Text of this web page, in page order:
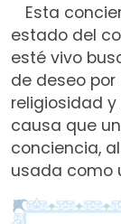
Esta
estado del
esté vivo
de deseo
religiosidad
causa que
conciencia,
usada como